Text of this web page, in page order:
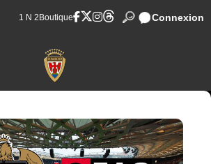
1 N 2 Boutique Connexion